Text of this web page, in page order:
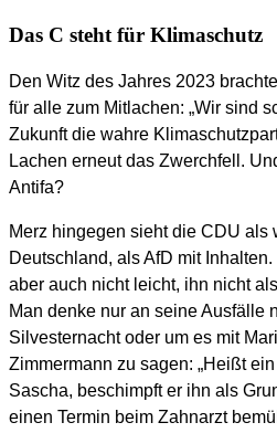
Das C steht für Klimaschutz
Den Witz des Jahres 2023
für alle zum Mitlachen: „Wir sind
Zukunft die wahre
Lachen erneut das Zwerchfell.
Antifa?
Merz hingegen sieht die CDU als
Deutschland, als AfD mit
aber auch nicht leicht, ihn nicht
Man denke nur an seine Ausfälle
Silvesternacht oder um es mit
Zimmermann zu sagen: „Heißt
Sascha, beschimpft er ihn als
einen Termin beim Zahnarzt